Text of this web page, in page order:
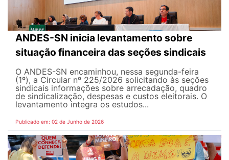
ANDES-SN inicia levantamento sobre
situação financeira das seções sindicais
O ANDES-SN encaminhou, nessa segunda-feira
(1º), a Circular nº 225/2026 solicitando às seções
sindicais informações sobre arrecadação, quadro
de sindicalização, despesas e custos eleitorais. O
levantamento integra os estudos...
Publicado em: 02 de Junho de 2026